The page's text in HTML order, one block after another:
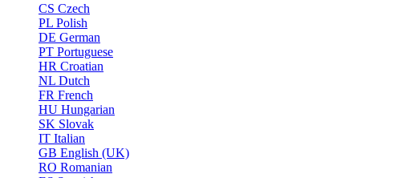
CS Czech
PL Polish
DE German
PT Portuguese
HR Croatian
NL Dutch
FR French
HU Hungarian
SK Slovak
IT Italian
GB English (UK)
RO Romanian